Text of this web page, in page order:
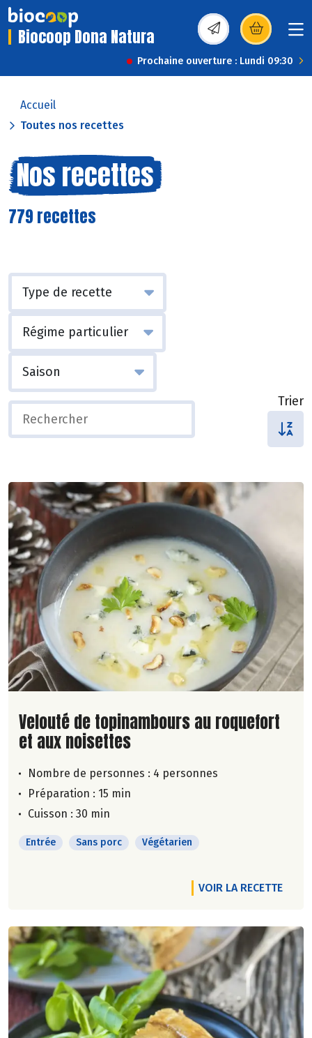
Biocoop Dona Natura (s’ouvre dans une
Prochaine ouverture : Lundi 09:30
Accueil
Toutes nos recettes
Nos recettes
779 recettes
Trier
Lire la suite de la recette
Velouté de topinambours au roquefort
et aux noisettes
Nombre de personnes : 4 personnes
Préparation : 15 min
Cuisson : 30 min
Entrée Sans porc Végétarien
VOIR LA RECETTE